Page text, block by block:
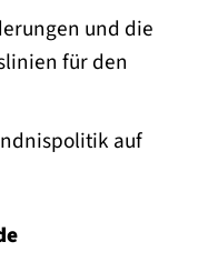
und die
für den
auf